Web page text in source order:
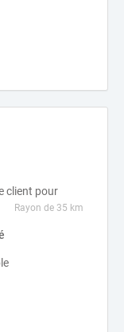
client pour
Rayon de 35 km